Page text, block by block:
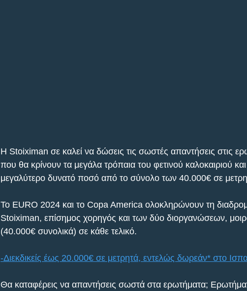
Η Stoiximan σε καλεί να δώσεις τις σωστές απαντήσεις στις
που θα κρίνουν τα μεγάλα τρόπαια του φετινού καλοκαιριού και
μεγαλύτερο δυνατό ποσό από το σύνολο των 40.000€ σε
Το EURO 2024 και το Copa America ολοκληρώνουν τη
Stoiximan, επίσημος χορηγός και των δύο διοργανώσεων,
(40.000€ συνολικά) σε κάθε τελικό.
-Διεκδικείς έως 20.000€ σε μετρητά, εντελώς δωρεάν* στο
Θα καταφέρεις να απαντήσεις σωστά στα ερωτήματα;